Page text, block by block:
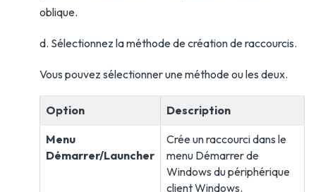
oblique.
d. Sélectionnez la méthode de création de raccourcis.
Vous pouvez sélectionner une méthode ou les deux.
Option Description
Menu
Démarrer/Launcher
Crée un raccourci dans le
menu Démarrer de
Windows du périphérique
client Windows.